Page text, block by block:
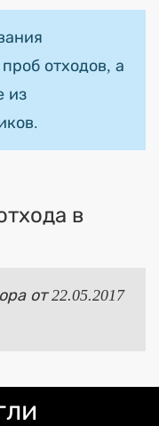
отходов, а
из
в
от 22.05.2017